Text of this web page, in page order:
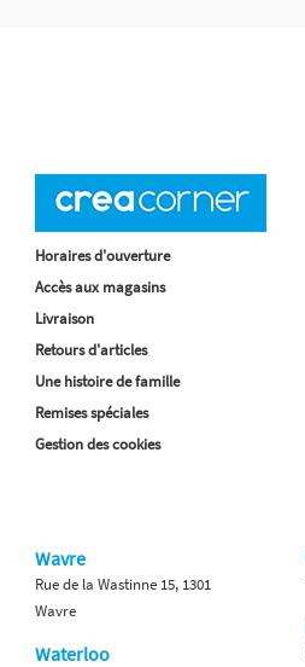
Horaires d'ouverture
Accès aux magasins
Livraison
Retours d'articles
Une histoire de famille
Remises spéciales
Gestion des cookies
Wavre
Rue de la Wastinne 15, 1301
Wavre
Waterloo